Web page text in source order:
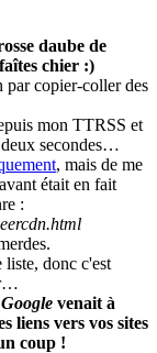
daube de
chier :)
par copier-coller des
mon TTRSS et
secondes…
, mais de me
était en fait
:
liste, donc c'est
Google venait à
liens vers vos sites
coup !